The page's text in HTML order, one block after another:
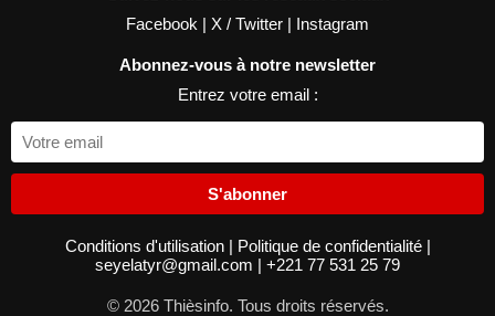
Facebook | X / Twitter | Instagram
Abonnez-vous à notre newsletter
Entrez votre email :
S'abonner
Conditions d'utilisation | Politique de confidentialité |
seyelatyr@gmail.com | +221 77 531 25 79
© 2026 Thièsinfo. Tous droits réservés.